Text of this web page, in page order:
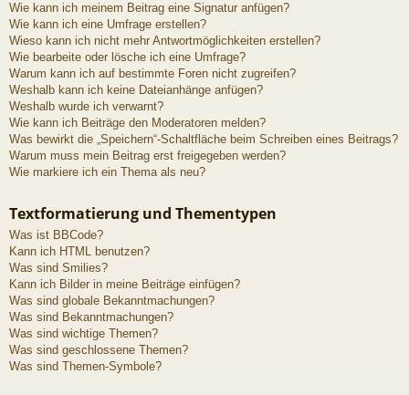
Wie kann ich meinem Beitrag eine Signatur anfügen?
Wie kann ich eine Umfrage erstellen?
Wieso kann ich nicht mehr Antwortmöglichkeiten erstellen?
Wie bearbeite oder lösche ich eine Umfrage?
Warum kann ich auf bestimmte Foren nicht zugreifen?
Weshalb kann ich keine Dateianhänge anfügen?
Weshalb wurde ich verwarnt?
Wie kann ich Beiträge den Moderatoren melden?
Was bewirkt die „Speichern“-Schaltfläche beim Schreiben eines Beitrags?
Warum muss mein Beitrag erst freigegeben werden?
Wie markiere ich ein Thema als neu?
Textformatierung und Thementypen
Was ist BBCode?
Kann ich HTML benutzen?
Was sind Smilies?
Kann ich Bilder in meine Beiträge einfügen?
Was sind globale Bekanntmachungen?
Was sind Bekanntmachungen?
Was sind wichtige Themen?
Was sind geschlossene Themen?
Was sind Themen-Symbole?